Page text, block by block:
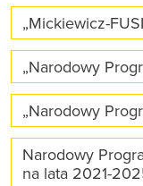
„Mickiewicz-
„Narodowy
„Narodowy
Narodowy
na lata 2021-